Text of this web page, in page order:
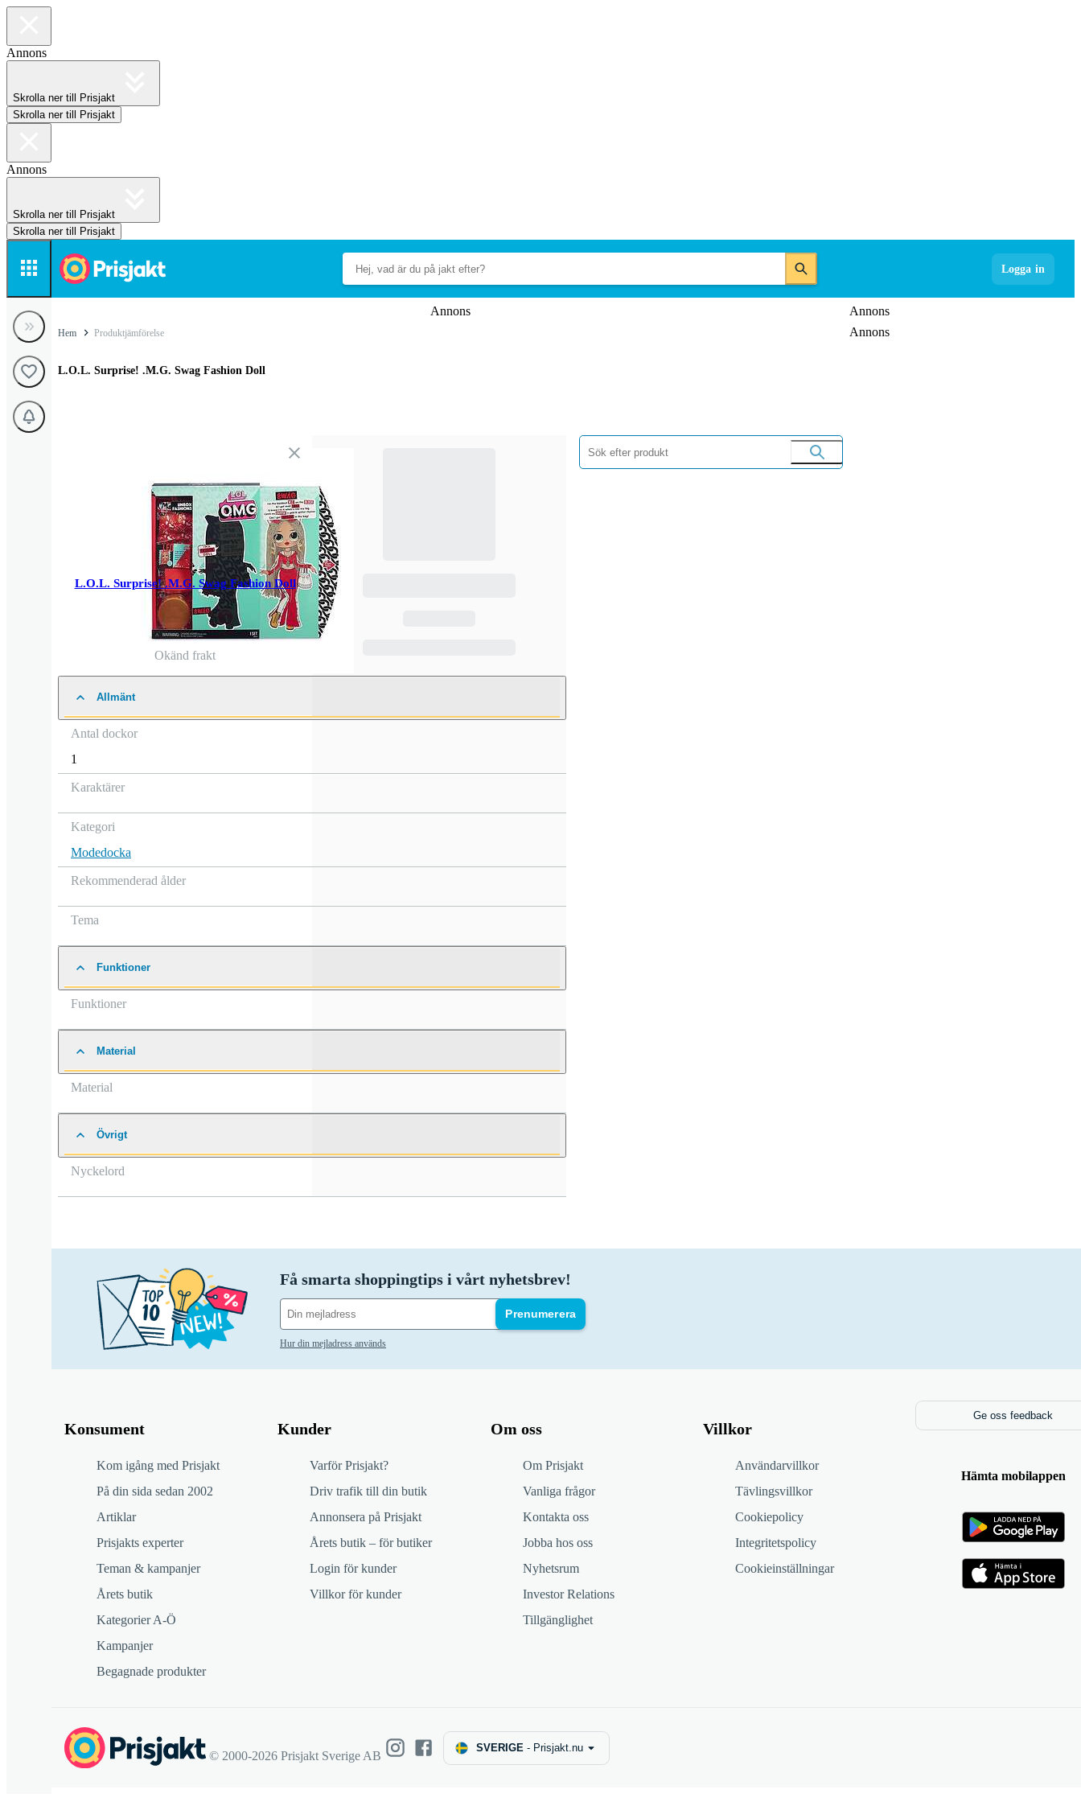
Annons
Skrolla ner till Prisjakt
Skrolla ner till Prisjakt
Annons
Skrolla ner till Prisjakt
Skrolla ner till Prisjakt
Logga in
Annons
Annons
Annons
Hem Produktjämförelse
L.O.L. Surprise! .M.G. Swag Fashion Doll
L.O.L. Surprise! .M.G. Swag Fashion Doll
Okänd frakt
Allmänt
Antal dockor
1
Karaktärer
Kategori
Modedocka
Rekommenderad ålder
Tema
Funktioner
Funktioner
Material
Material
Övrigt
Nyckelord
Få smarta shoppingtips i vårt nyhetsbrev!
Prenumerera
Hur din mejladress används
Konsument
Kom igång med Prisjakt
På din sida sedan 2002
Artiklar
Prisjakts experter
Teman & kampanjer
Årets butik
Kategorier A-Ö
Kampanjer
Begagnade produkter
Kunder
Varför Prisjakt?
Driv trafik till din butik
Annonsera på Prisjakt
Årets butik – för butiker
Login för kunder
Villkor för kunder
Om oss
Om Prisjakt
Vanliga frågor
Kontakta oss
Jobba hos oss
Nyhetsrum
Investor Relations
Tillgänglighet
Villkor
Användarvillkor
Tävlingsvillkor
Cookiepolicy
Integritetspolicy
Cookieinställningar
Ge oss feedback
Hämta mobilappen
© 2000-2026 Prisjakt Sverige AB
SVERIGE - Prisjakt.nu